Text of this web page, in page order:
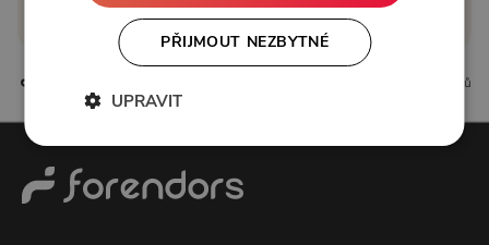
Koupit příspěvek
0 komentářů
PŘIJMOUT NEZBYTNÉ
UPRAVIT